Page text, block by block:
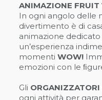
ANIMAZIONE FRUIT
In ogni angolo delle
divertimento è di
animazione
un’esperienza
momentiWOW!
emozioni con le
Gli ORGANIZZATORI
ogni attività per